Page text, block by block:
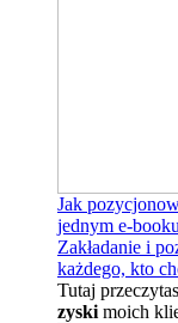
Jak
jednym e-booku
Zakładanie i
każdego, kto
Tutaj
zyski moich